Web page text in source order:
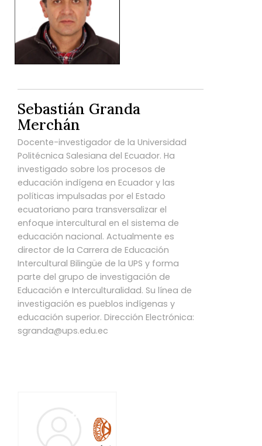
Sebastián Granda
Merchán
Docente-investigador de la Universidad
Politécnica Salesiana del Ecuador. Ha
investigado sobre los procesos de
educación indígena en Ecuador y las
políticas impulsadas por el Estado
ecuatoriano para transversalizar el
enfoque intercultural en el sistema de
educación nacional. Actualmente es
director de la Carrera de Educación
Intercultural Bilingüe de la UPS y forma
parte del grupo de investigación de
Educación e Interculturalidad. Su línea de
investigación es pueblos indígenas y
educación superior. Dirección Electrónica:
sgranda@ups.edu.ec